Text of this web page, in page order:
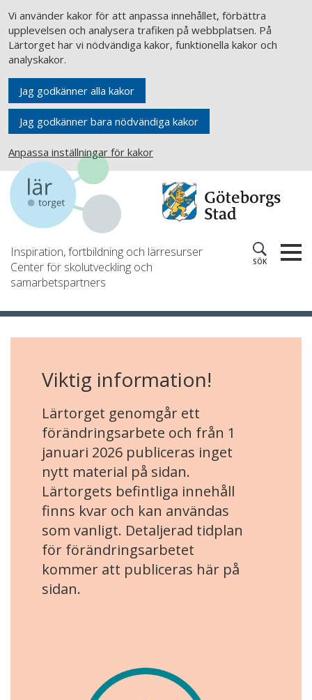
Vi använder kakor för att anpassa innehållet, förbättra
upplevelsen och analysera trafiken på webbplatsen. På
Lärtorget har vi nödvändiga kakor, funktionella kakor och
analyskakor.
Jag godkänner alla kakor
Jag godkänner bara nödvändiga kakor
Anpassa inställningar för kakor
Inspiration, fortbildning och lärresurser
Center för skolutveckling och
samarbetspartners
SÖK
Viktig information!
Lärtorget genomgår ett
förändringsarbete och från 1
januari 2026 publiceras inget
nytt material på sidan.
Lärtorgets befintliga innehåll
finns kvar och kan användas
som vanligt. Detaljerad tidplan
för förändringsarbetet
kommer att publiceras här på
sidan.